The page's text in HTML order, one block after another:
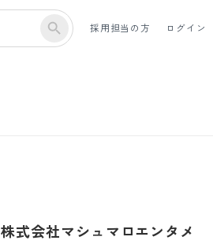
採用担当の方 ログイン
株式会社マシュマロエンタメ